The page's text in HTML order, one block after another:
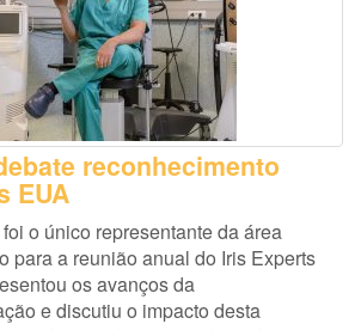
reconhecimento
EUA
o único representante da área
para a reunião anual do Iris Experts
os avanços da
e discutiu o impacto desta